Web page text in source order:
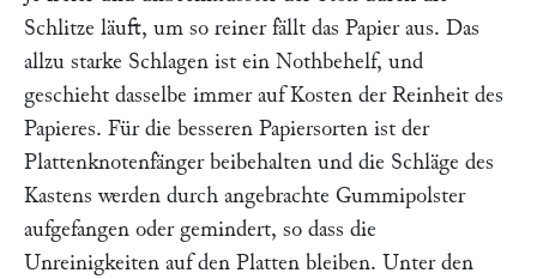
Schlitze läuft, um so reiner fällt das Papier aus. Das
allzu starke Schlagen ist ein Nothbehelf, und
geschieht dasselbe immer auf Kosten der Reinheit des
Papieres. Für die besseren Papiersorten ist der
Plattenknotenfänger beibehalten und die Schläge des
Kastens werden durch angebrachte Gummipolster
aufgefangen oder gemindert, so dass die
Unreinigkeiten auf den Platten bleiben. Unter den